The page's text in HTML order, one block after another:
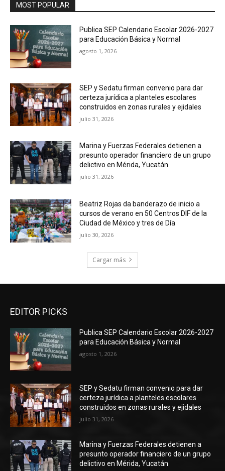
MOST POPULAR
Publica SEP Calendario Escolar 2026-2027
para Educación Básica y Normal
agosto 1, 2026
SEP y Sedatu firman convenio para dar
certeza jurídica a planteles escolares
construidos en zonas rurales y ejidales
julio 31, 2026
Marina y Fuerzas Federales detienen a
presunto operador financiero de un grupo
delictivo en Mérida, Yucatán
julio 31, 2026
Beatriz Rojas da banderazo de inicio a
cursos de verano en 50 Centros DIF de la
Ciudad de México y tres de Día
julio 30, 2026
Cargar más
EDITOR PICKS
Publica SEP Calendario Escolar 2026-2027
para Educación Básica y Normal
agosto 1, 2026
SEP y Sedatu firman convenio para dar
certeza jurídica a planteles escolares
construidos en zonas rurales y ejidales
julio 31, 2026
Marina y Fuerzas Federales detienen a
presunto operador financiero de un grupo
delictivo en Mérida, Yucatán